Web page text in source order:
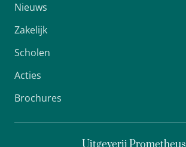
Nieuws
Zakelijk
Scholen
Acties
Brochures